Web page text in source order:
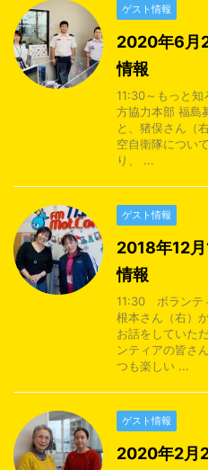
ゲスト情報
2020年6
情報
11:30～もっと
方協力本部 福島
と、猪俣さん（
空自衛隊につい
り、 ...
ゲスト情報
2018年12
情報
11:30 ボランテ
根本さん（右）
お話をしていた
ンティアの皆さ
つも楽しい ...
ゲスト情報
2020年2